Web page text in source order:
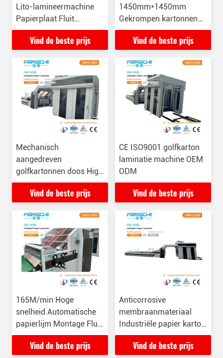
Lito-lamineermachine
Papierplaat Fluit
Laminator 16000
stuks/uur
Vind de beste prijs
1450mm*1450mm
Gekrompen kartonnen
laminator
Vind de beste prijs
Mechanisch
aangedreven
golfkartonnen doos High
Speed Paper Mounting
Flute Laminating
Vind de beste prijs
CE ISO9001 golfkarton
laminatie machine OEM
ODM
Vind de beste prijs
165M/min Hoge
snelheid Automatische
papierlijm Montage Fluet
Laminator Anticorrosive
Vind de beste prijs
Anticorrosive
membraanmateriaal
Industriële papier karton
golfgrootte
fluitlamineerder
Vind de beste prijs